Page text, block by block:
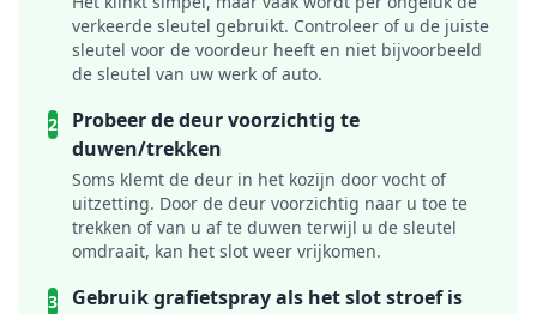
verkeerde sleutel gebruikt. Controleer of u de juiste
sleutel voor de voordeur heeft en niet bijvoorbeeld
de sleutel van uw werk of auto.
2
Probeer de deur voorzichtig te
duwen/trekken
Soms klemt de deur in het kozijn door vocht of
uitzetting. Door de deur voorzichtig naar u toe te
trekken of van u af te duwen terwijl u de sleutel
omdraait, kan het slot weer vrijkomen.
3 Gebruik grafietspray als het slot stroef is